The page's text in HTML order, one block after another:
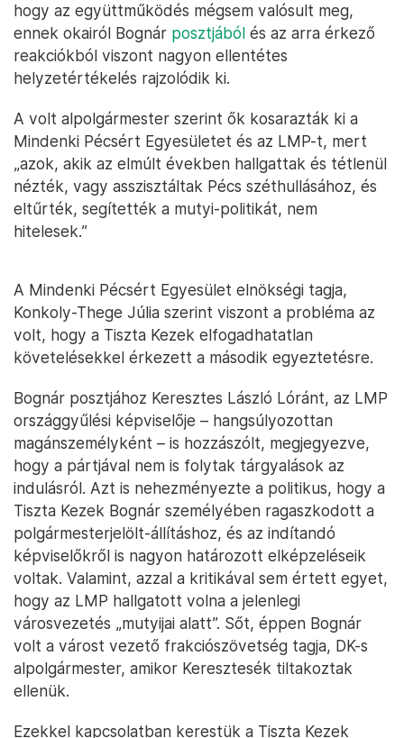
hogy az együttműködés mégsem valósult meg,
ennek okairól Bognár posztjából és az arra érkező
reakciókból viszont nagyon ellentétes
helyzetértékelés rajzolódik ki.
A volt alpolgármester szerint ők kosarazták ki a
Mindenki Pécsért Egyesületet és az LMP-t, mert
„azok, akik az elmúlt években hallgattak és tétlenül
nézték, vagy asszisztáltak Pécs széthullásához, és
eltűrték, segítették a mutyi-politikát, nem
hitelesek.”
A Mindenki Pécsért Egyesület elnökségi tagja,
Konkoly-Thege Júlia szerint viszont a probléma az
volt, hogy a Tiszta Kezek elfogadhatatlan
követelésekkel érkezett a második egyeztetésre.
Bognár posztjához Keresztes László Lóránt, az LMP
országgyűlési képviselője – hangsúlyozottan
magánszemélyként – is hozzászólt, megjegyezve,
hogy a pártjával nem is folytak tárgyalások az
indulásról. Azt is nehezményezte a politikus, hogy a
Tiszta Kezek Bognár személyében ragaszkodott a
polgármesterjelölt-állításhoz, és az indítandó
képviselőkről is nagyon határozott elképzeléseik
voltak. Valamint, azzal a kritikával sem értett egyet,
hogy az LMP hallgatott volna a jelenlegi
városvezetés „mutyijai alatt”. Sőt, éppen Bognár
volt a várost vezető frakciószövetség tagja, DK-s
alpolgármester, amikor Keresztesék tiltakoztak
ellenük.
Ezekkel kapcsolatban kerestük a Tiszta Kezek